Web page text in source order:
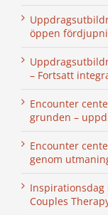
öppen
– Fortsatt
Encounter
grunden –
Encounter
genom
Couples